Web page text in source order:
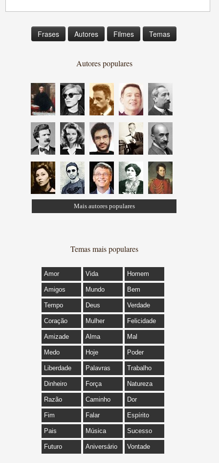
Frases Autores Filmes Temas
Autores populares
Mais autores populares
Temas mais populares
Amor Vida Homem
Amigos Mundo Bem
Tempo Deus Verdade
Coração Mulher Felicidade
Amizade Alma Mal
Medo Hoje Poder
Liberdade Palavras Trabalho
Dinheiro Força Natureza
Razão Caminho Dor
Fim Falar Espírito
Pais Música Sucesso
Futuro Aniversário Vontade